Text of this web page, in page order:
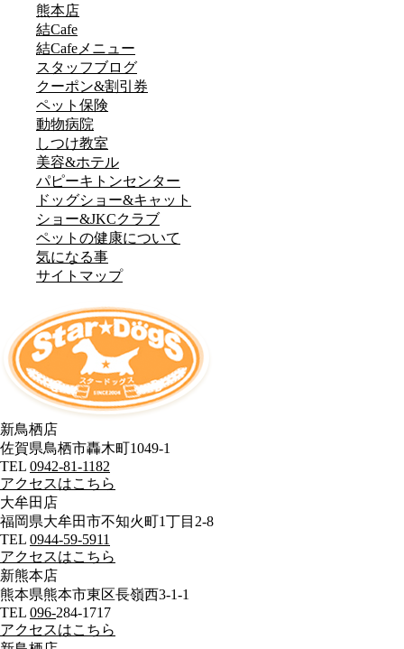
熊本店
結Cafe
結Cafeメニュー
スタッフブログ
クーポン&割引券
ペット保険
動物病院
しつけ教室
美容&ホテル
パピーキトンセンター
ドッグショー&キャット
ショー&JKCクラブ
ペットの健康について
気になる事
サイトマップ
新鳥栖店
佐賀県鳥栖市轟木町1049-1
TEL 0942-81-1182
アクセスはこちら
大牟田店
福岡県大牟田市不知火町1丁目2-8
TEL 0944-59-5911
アクセスはこちら
新熊本店
熊本県熊本市東区長嶺西3-1-1
TEL 096-284-1717
アクセスはこちら